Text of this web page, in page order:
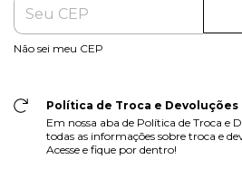
Não sei meu CEP
Política de Troca e Devoluções
Em nossa aba de Política de Troca e
todas as informações sobre troca e
Acesse e fique por dentro!